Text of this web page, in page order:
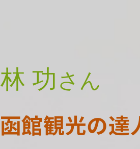
林 功 さん
函館観光の達